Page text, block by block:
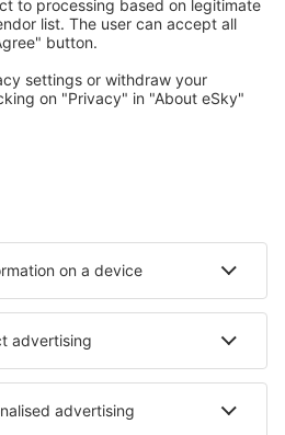
de opţiuni: hoteluri, cabane,
de către utilizatorii eSky
Westerhever
în Augsburg
Cazare în Heidelberg